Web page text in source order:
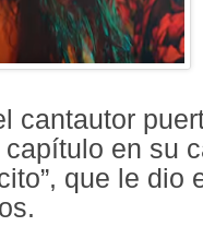
cantautor
en su
que le dio